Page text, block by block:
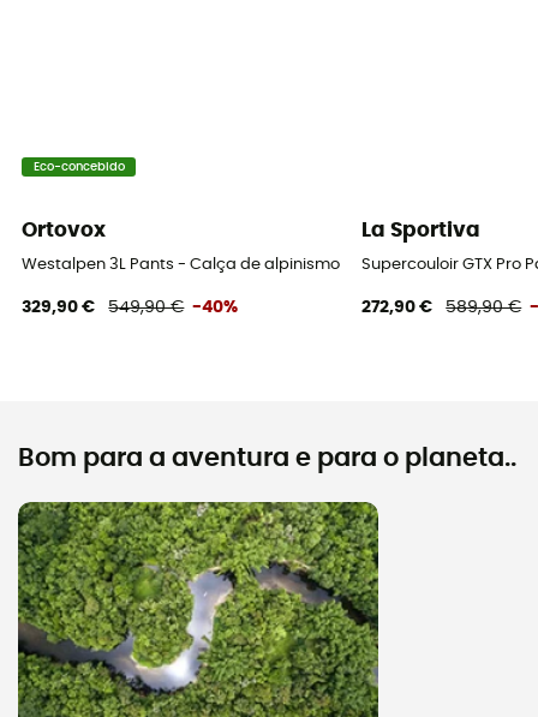
Eco-concebido
Ortovox
Westalpen 3L Pants - Calça de alpinismo homem
329,90 € 549,90 € -40%
La Sportiva
Supercouloir GTX Pro
272,90 € 589,90 €
Bom para a aventura e para o planeta..